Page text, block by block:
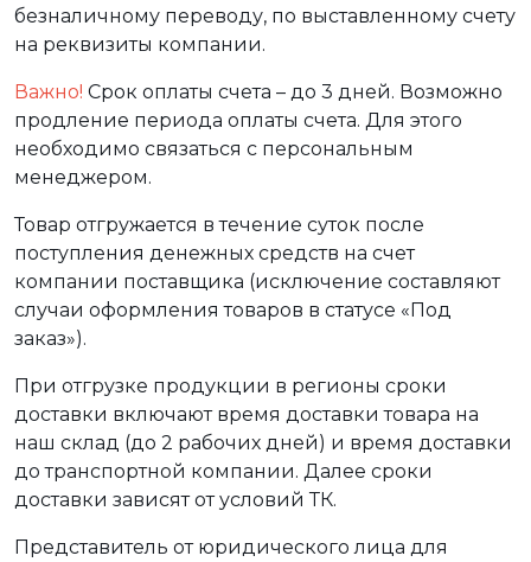
безналичному переводу, по выставленному счету
на реквизиты компании.
Важно! Срок оплаты счета – до 3 дней. Возможно
продление периода оплаты счета. Для этого
необходимо связаться с персональным
менеджером.
Товар отгружается в течение суток после
поступления денежных средств на счет
компании поставщика (исключение составляют
случаи оформления товаров в статусе «Под
заказ»).
При отгрузке продукции в регионы сроки
доставки включают время доставки товара на
наш склад (до 2 рабочих дней) и время доставки
до транспортной компании. Далее сроки
доставки зависят от условий ТК.
Представитель от юридического лица для